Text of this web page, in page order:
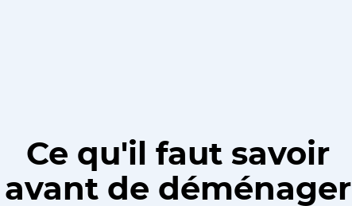
Ce qu'il faut savoir
avant de déménager